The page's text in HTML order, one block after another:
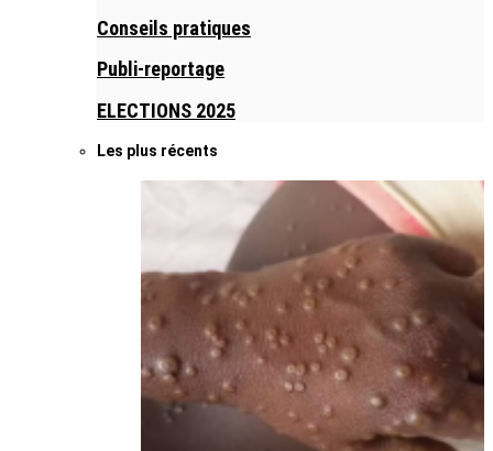
Conseils pratiques
Publi-reportage
ELECTIONS 2025
Les plus récents